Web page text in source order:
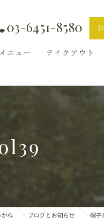
03-6451-8580
ニュー テイクアウト
ね ブログとお知らせ 帽子